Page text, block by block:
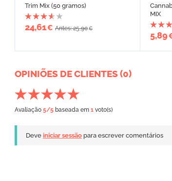
Trim Mix (50 gramos)
24,61€ Antes: 25,90€
MIX
5,89
OPINIÕES DE CLIENTES (0)
Avaliação 5/5 baseada em 1 voto(s)
Deve iniciar sessão para escrever comentários